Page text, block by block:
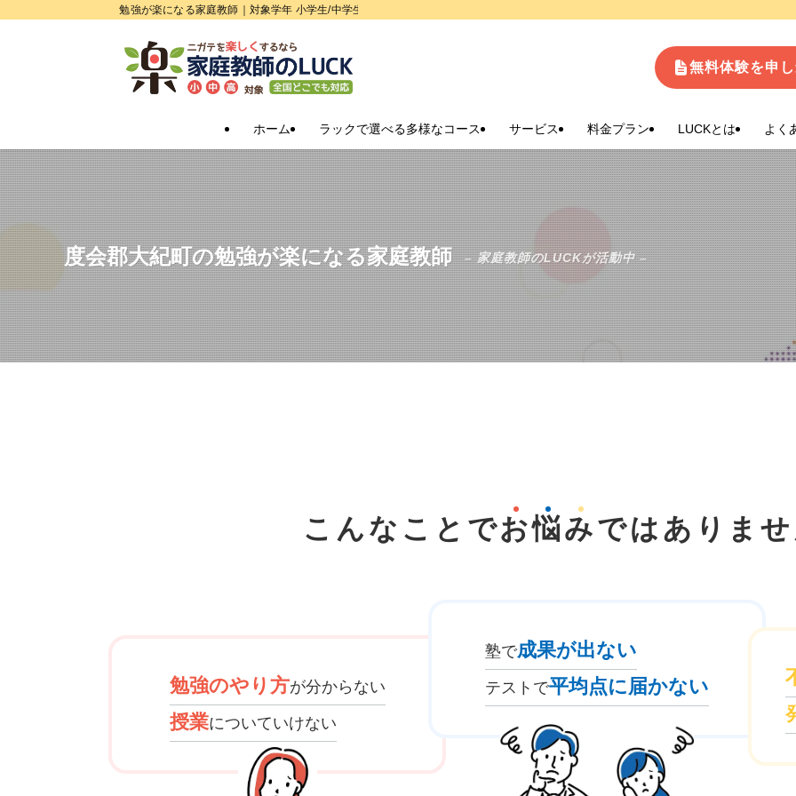
勉強が楽になる家庭教師｜対象学年 小学生/中学生/高校生
ホーム ラックで選べる多様なコース サービス 料金プラン LUCKとは よく
無料体験を申
度会郡大紀町の勉強が楽になる家庭教師 – 家庭教師のLUCKが活動中 –
こんなことでお悩みでは ありま
勉強のやり方が分からない
授業についていけない
塾で成果が出ない
テストで平均点に届かない